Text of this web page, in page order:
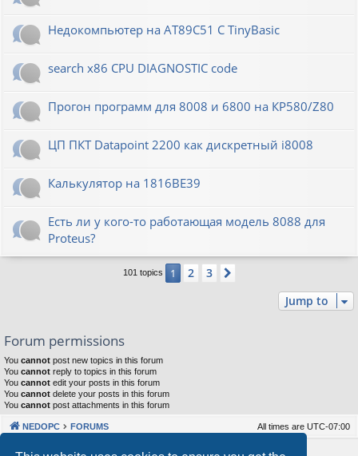
Недокомпьютер на AT89C51 C TinyBasic
search x86 CPU DIAGNOSTIC code
Прогон программ для 8008 и 6800 на КР580/Z80
ЦП ПКТ Datapoint 2200 как дискретный i8008
Калькулятор на 1816ВЕ39
Есть ли у кого-то работающая модель 8088 для
Proteus?
101 topics 1 2 3
Jump to
Forum permissions
You cannot post new topics in this forum
You cannot reply to topics in this forum
You cannot edit your posts in this forum
You cannot delete your posts in this forum
You cannot post attachments in this forum
NEDOPC FORUMS All times are UTC-07:00
Powered byphpBB® Forum Software © phpBB Limited